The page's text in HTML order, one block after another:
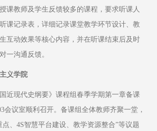
课教师及学生反馈较多的课程，要求听课人
课记录表，详细记录课堂教学环节设计、教
互动效果等核心内容，并在听课结束后及时
一沟通反馈。
义学院
近现代史纲要》课程组春季学期第一章备课
会议室顺利召开。备课组全体教师齐聚一堂，
点、4S智慧平台建设、教学资源整合”等议题